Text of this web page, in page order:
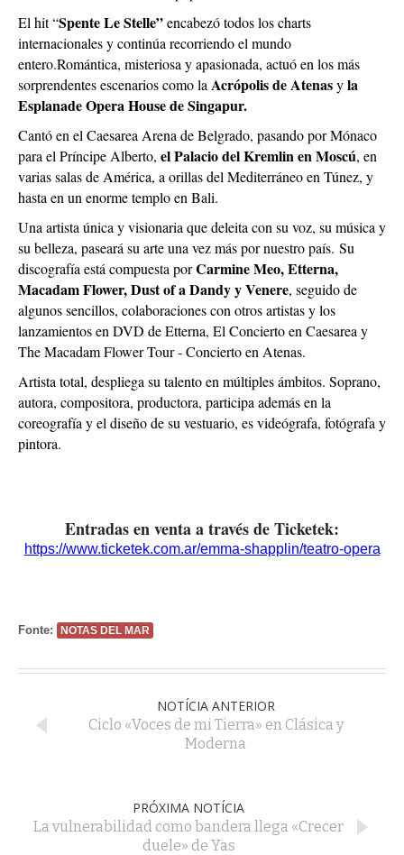
El hit “Spente Le Stelle”encabezó todos los charts
internacionales y continúa recorriendo el mundo
entero.Romántica, misteriosa y apasionada, actuó en los más
sorprendentes escenarios como la Acrópolis de Atenasyla
Esplanade Opera House de Singapur.
Cantó en el Caesarea Arena de Belgrado, pasando por Mónaco
para el Príncipe Alberto, el Palacio del Kremlin en Moscú, en
varias salas de América, a orillas del Mediterráneo en Túnez, y
hasta en un enorme templo en Bali.
Una artista única y visionaria que deleita con su voz, su música y
su belleza, paseará su arte una vez más por nuestro país. Su
discografía está compuesta porCarmine Meo, Etterna,
Macadam Flower, Dust of a Dandy y Venere, seguido de
algunos sencillos, colaboraciones con otros artistas y los
lanzamientos en DVD de Etterna, El Concierto en Caesarea y
The Macadam Flower Tour - Concierto en Atenas.
Artista total, despliega su talento en múltiples ámbitos. Soprano,
autora, compositora, productora, participa además en la
coreografía y el diseño de su vestuario, es videógrafa, fotógrafa y
pintora.
Entradas en venta a través de Ticketek:
https://www.ticketek.com.ar/emma-shapplin/teatro-opera
Fonte: NOTAS DEL MAR
NOTÍCIA ANTERIOR
Ciclo «Voces de mi Tierra» en Clásica y
Moderna
PRÓXIMA NOTÍCIA
La vulnerabilidad como bandera llega «Crecer
duele» de Yas